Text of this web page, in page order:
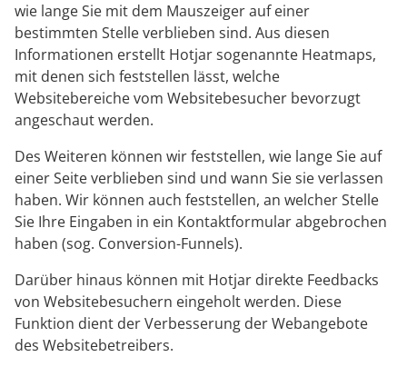
wie lange Sie mit dem Mauszeiger auf einer
bestimmten Stelle verblieben sind. Aus diesen
Informationen erstellt Hotjar sogenannte Heatmaps,
mit denen sich feststellen lässt, welche
Websitebereiche vom Websitebesucher bevorzugt
angeschaut werden.
Des Weiteren können wir feststellen, wie lange Sie auf
einer Seite verblieben sind und wann Sie sie verlassen
haben. Wir können auch feststellen, an welcher Stelle
Sie Ihre Eingaben in ein Kontaktformular abgebrochen
haben (sog. Conversion-Funnels).
Darüber hinaus können mit Hotjar direkte Feedbacks
von Websitebesuchern eingeholt werden. Diese
Funktion dient der Verbesserung der Webangebote
des Websitebetreibers.